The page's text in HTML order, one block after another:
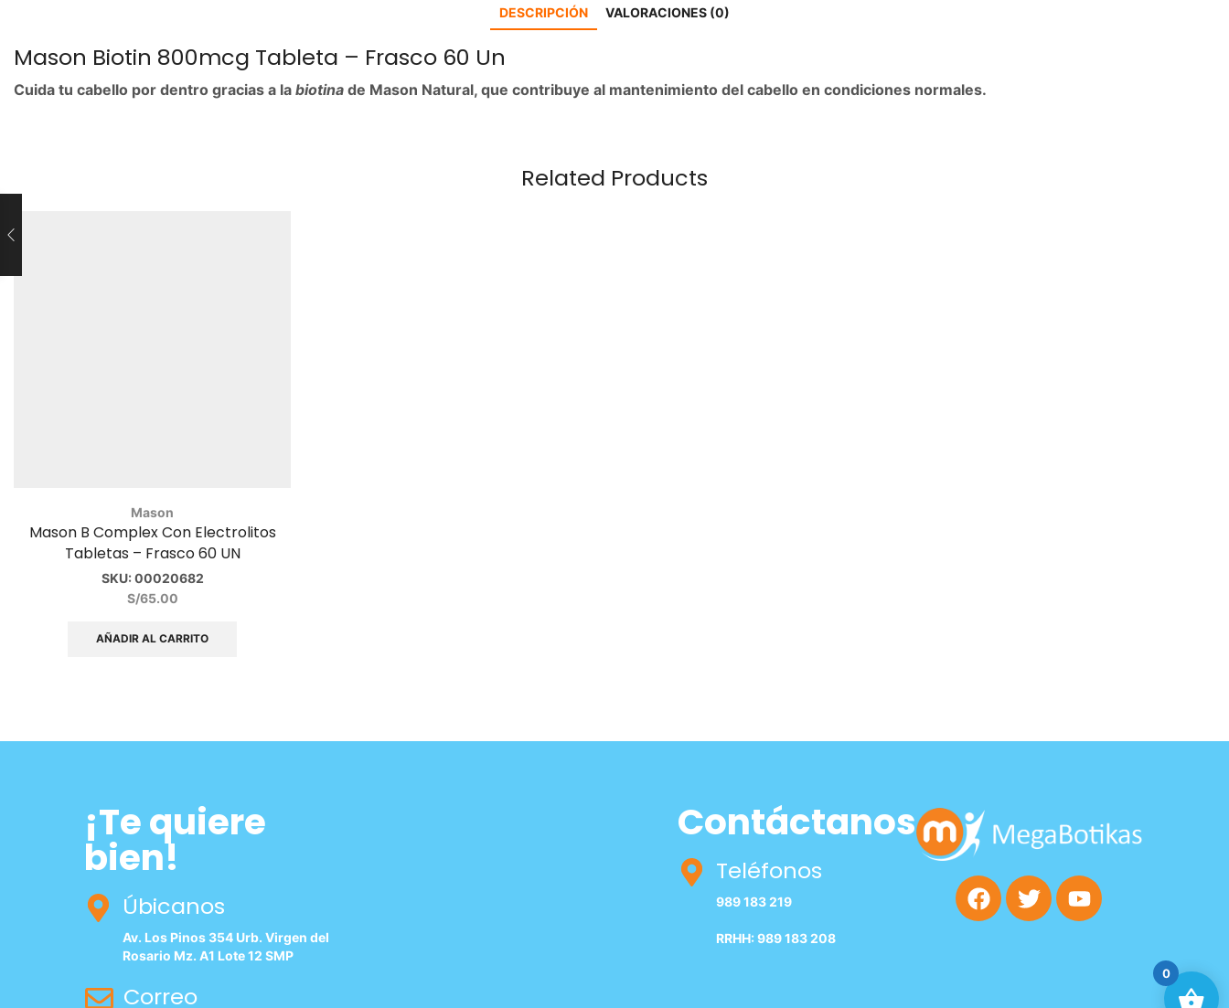
DESCRIPCIÓN VALORACIONES (0)
Mason Biotin 800mcg Tableta – Frasco 60 Un
Cuida tu cabello por dentro gracias a la biotina de Mason Natural, que contribuye al mantenimiento del cabello en condiciones normales.
Related Products
Mason
Mason B Complex Con Electrolitos
Tabletas – Frasco 60 UN
SKU:00020682
S/65.00
AÑADIR AL CARRITO
¡Te quiere
bien!
Úbicanos
Av. Los Pinos 354 Urb. Virgen del
Rosario Mz. A1 Lote 12 SMP
Correo
Contáctanos
Teléfonos
989 183 219
RRHH: 989 183 208
0